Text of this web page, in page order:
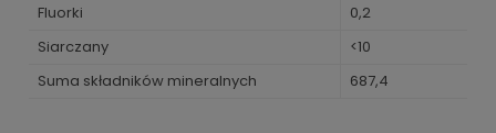
Fluorki
0,2
Siarczany
<10
Suma składników mineralnych
687,4